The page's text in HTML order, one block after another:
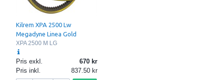
Kilrem XPA 2500 Lw
Megadyne Linea Gold
XPA 2500 M LG
Pris exkl.
670
Pris inkl.
837.50